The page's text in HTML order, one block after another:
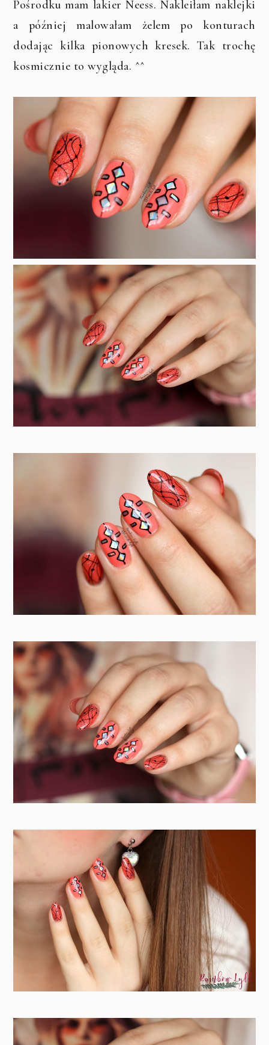
Pośrodku mam lakier Neess. Nakleiłam naklejki
a później malowałam żelem po konturach
dodając kilka pionowych kresek. Tak trochę
kosmicznie to wygląda. ^^